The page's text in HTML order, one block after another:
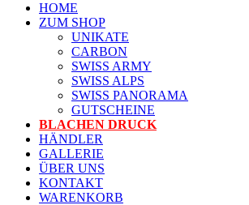
HOME
ZUM SHOP
UNIKATE
CARBON
SWISS ARMY
SWISS ALPS
SWISS PANORAMA
GUTSCHEINE
BLACHEN DRUCK
HÄNDLER
GALLERIE
ÜBER UNS
KONTAKT
WARENKORB